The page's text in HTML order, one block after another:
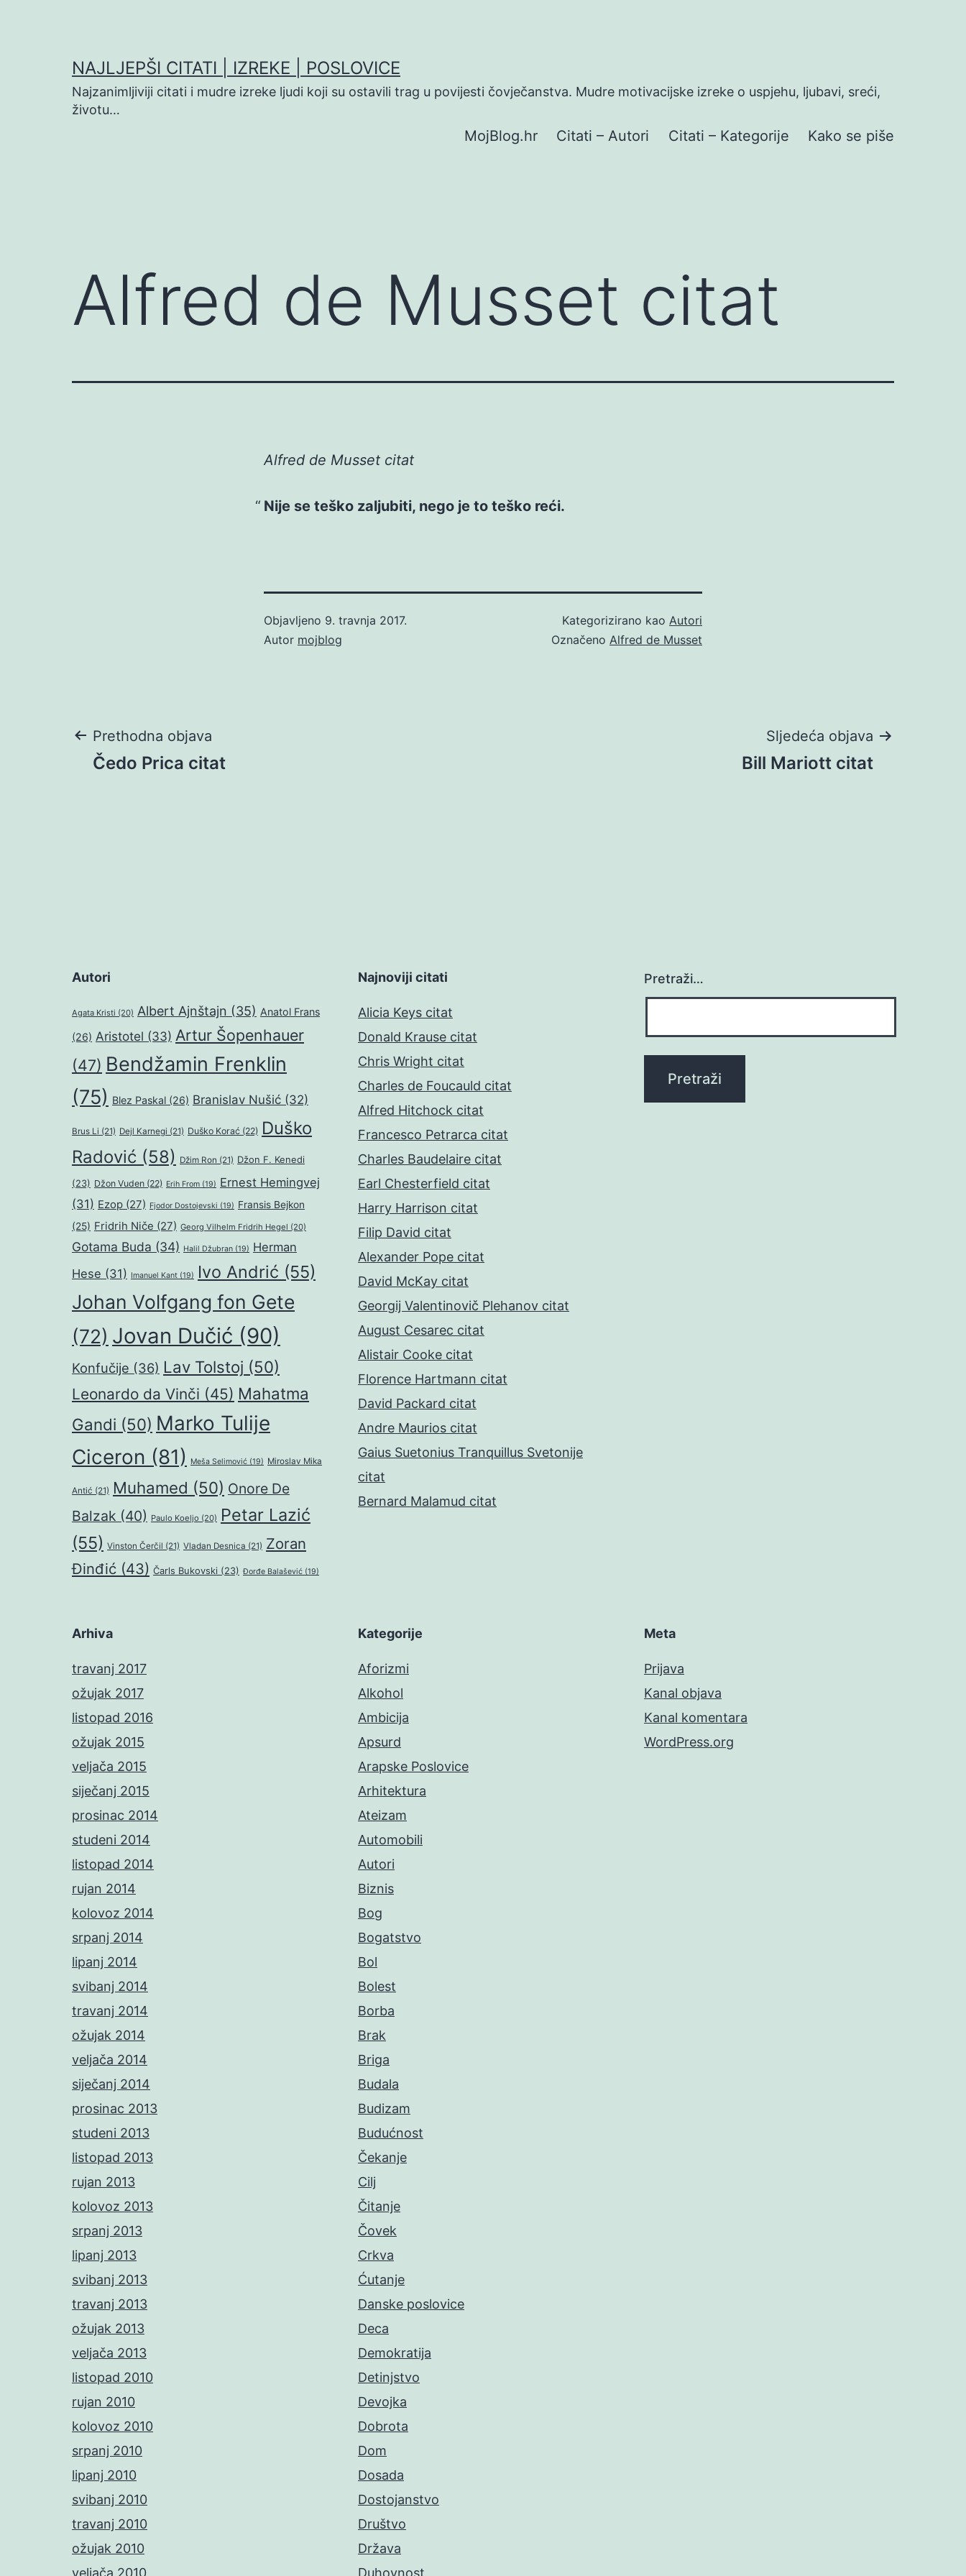
NAJLJEPŠI CITATI | IZREKE | POSLOVICE
Najzanimljiviji citati i mudre izreke ljudi koji su ostavili trag u povijesti čovječanstva. Mudre motivacijske izreke o uspjehu, ljubavi, sreći,
životu…
MojBlog.hr Citati – Autori Citati – Kategorije Kako se piše
Alfred de Musset citat
Alfred de Musset citat
Nije se teško zaljubiti, nego je to teško reći.
Objavljeno 9. travnja 2017.
Autor mojblog
Kategorizirano kao Autori
Označeno Alfred de Musset
Navigacija
Prethodna objava
Čedo Prica citat
Sljedeća objava
Bill Mariott citat
Autori
Agata Kristi (20) Albert Ajnštajn (35) Anatol Frans
(26) Aristotel (33) Artur Šopenhauer
(47) Bendžamin Frenklin
(75) Blez Paskal (26) Branislav Nušić (32)
Brus Li (21) Dejl Karnegi (21) Duško Korać (22) Duško
Radović (58) Džim Ron (21) Džon F. Kenedi
(23) Džon Vuden (22) Erih From (19) Ernest Hemingvej
(31) Ezop (27) Fjodor Dostojevski (19) Fransis Bejkon
(25) Fridrih Niče (27) Georg Vilhelm Fridrih Hegel (20)
Gotama Buda (34) Halil Džubran (19) Herman
Hese (31) Imanuel Kant (19) Ivo Andrić (55)
Johan Volfgang fon Gete
(72) Jovan Dučić (90)
Konfučije (36) Lav Tolstoj (50)
Leonardo da Vinči (45) Mahatma
Gandi (50) Marko Tulije
Ciceron (81) Meša Selimović (19) Miroslav Mika
Antić (21) Muhamed (50) Onore De
Balzak (40) Paulo Koeljo (20) Petar Lazić
(55) Vinston Čerčil (21) Vladan Desnica (21) Zoran
Đinđić (43) Čarls Bukovski (23) Đorđe Balašević (19)
Najnoviji citati
Alicia Keys citat
Donald Krause citat
Chris Wright citat
Charles de Foucauld citat
Alfred Hitchock citat
Francesco Petrarca citat
Charles Baudelaire citat
Earl Chesterfield citat
Harry Harrison citat
Filip David citat
Alexander Pope citat
David McKay citat
Georgij Valentinovič Plehanov citat
August Cesarec citat
Alistair Cooke citat
Florence Hartmann citat
David Packard citat
Andre Maurios citat
Gaius Suetonius Tranquillus Svetonije
citat
Bernard Malamud citat
Pretraži…
Arhiva
travanj 2017
ožujak 2017
listopad 2016
ožujak 2015
veljača 2015
siječanj 2015
prosinac 2014
studeni 2014
listopad 2014
rujan 2014
kolovoz 2014
srpanj 2014
lipanj 2014
svibanj 2014
travanj 2014
ožujak 2014
veljača 2014
siječanj 2014
prosinac 2013
studeni 2013
listopad 2013
rujan 2013
kolovoz 2013
srpanj 2013
lipanj 2013
svibanj 2013
travanj 2013
ožujak 2013
veljača 2013
listopad 2010
rujan 2010
kolovoz 2010
srpanj 2010
lipanj 2010
svibanj 2010
travanj 2010
ožujak 2010
veljača 2010
Kategorije
Aforizmi
Alkohol
Ambicija
Apsurd
Arapske Poslovice
Arhitektura
Ateizam
Automobili
Autori
Biznis
Bog
Bogatstvo
Bol
Bolest
Borba
Brak
Briga
Budala
Budizam
Budućnost
Čekanje
Cilj
Čitanje
Čovek
Crkva
Ćutanje
Danske poslovice
Deca
Demokratija
Detinjstvo
Devojka
Dobrota
Dom
Dosada
Dostojanstvo
Društvo
Država
Duhovnost
Meta
Prijava
Kanal objava
Kanal komentara
WordPress.org